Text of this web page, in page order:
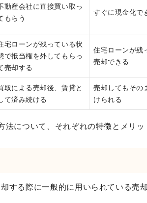
動産会社に直接買い取っ
もらう
すぐに現金化で
宅ローンが残っている状
で抵当権を外してもらっ
売却する
住宅ローンが残
売却できる
取による売却後、賃貸と
て済み続ける
売却してもその
けられる
法について、それぞれの特徴とメリッ
する際に一般的に用いられている売